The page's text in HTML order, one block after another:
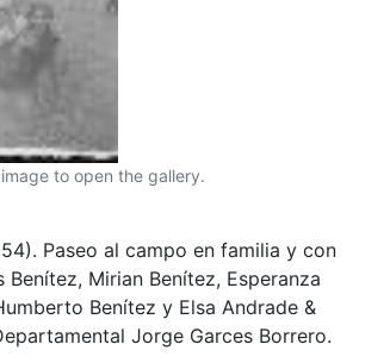
to open the gallery.
Paseo al campo en familia y con
Mirian Benítez, Esperanza
Benítez y Elsa Andrade &
Jorge Garces Borrero.